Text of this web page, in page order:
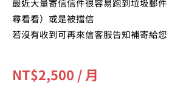
最近大量寄信信件很容易跑到垃圾郵
尋看看）或是被擋信
若沒有收到可再來信客服告知補寄給您
NT$2,500 / 月